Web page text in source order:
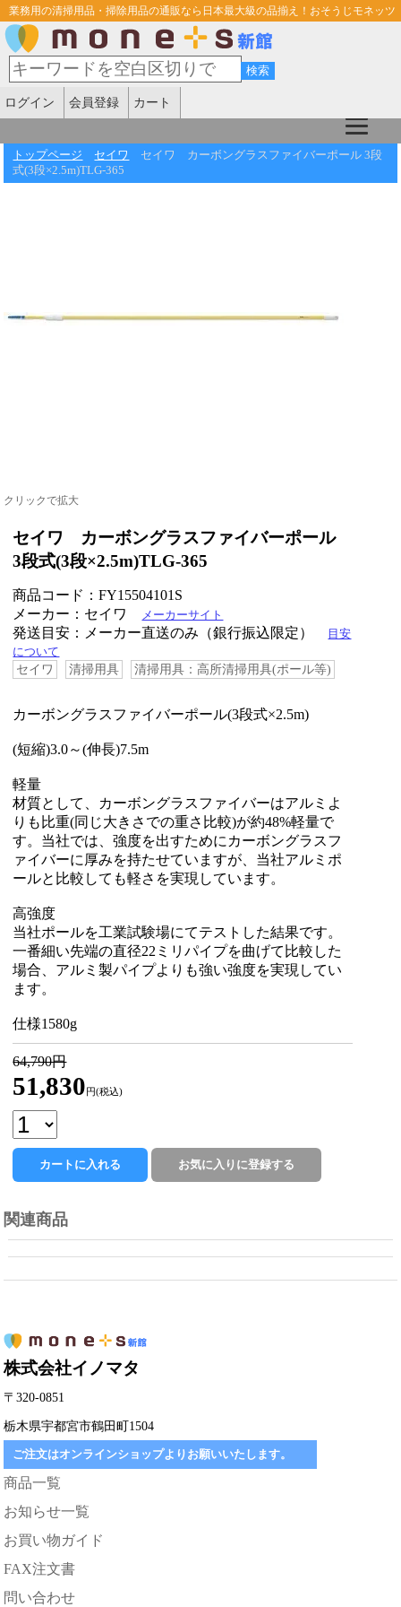
業務用の清掃用品・掃除用品の通販なら日本最大級の品揃え！おそうじモネッツ
ログイン 会員登録 カート
トップページ セイワ
セイワ カーボングラスファイバーポール 3段
式(3段×2.5m)TLG-365
クリックで拡大
セイワ カーボングラスファイバーポール
3段式(3段×2.5m)TLG-365
商品コード：FY15504101S
メーカー：セイワ
メーカーサイト
発送目安：メーカー直送のみ（銀行振込限定）
目安
について
セイワ 清掃用具 清掃用具：高所清掃用具(ポール等)
カーボングラスファイバーポール(3段式×2.5m)
(短縮)3.0～(伸長)7.5m
軽量
材質として、カーボングラスファイバーはアルミよ
りも比重(同じ大きさでの重さ比較)が約48%軽量で
す。当社では、強度を出すためにカーボングラスフ
ァイバーに厚みを持たせていますが、当社アルミポ
ールと比較しても軽さを実現しています。
高強度
当社ポールを工業試験場にてテストした結果です。
一番細い先端の直径22ミリパイプを曲げて比較した
場合、アルミ製パイプよりも強い強度を実現してい
ます。
仕様1580g
64,790円
51,830 円(税込)
関連商品
株式会社イノマタ
〒320-0851
栃木県宇都宮市鶴田町1504
ご注文はオンラインショップよりお願いいたします。
商品一覧
お知らせ一覧
お買い物ガイド
FAX注文書
問い合わせ